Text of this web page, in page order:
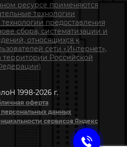
ресурсе применяются
технологии
предоставления
сбора, систематизации и
относящихся к
сети «Интернет»,
территории Российской
1998-2026 г.
оферта
данных
сервисов Яндекс